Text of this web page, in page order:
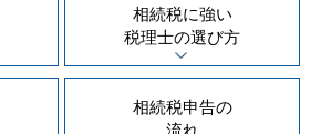
相続税に強い
税理士の選び方
相続税申告の
流れ